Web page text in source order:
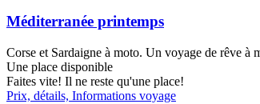
Méditerranée printemps
Corse et Sardaigne à moto. Un voyage de rêve
Une place disponible
Faites vite! Il ne reste qu'une place!
Prix, détails, Informations voyage